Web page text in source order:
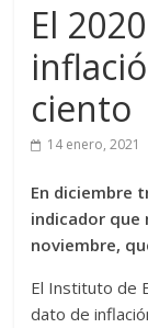
El
ciento
14 enero, 2021
En diciembre
indicador que
noviembre,
El Instituto de
dato de